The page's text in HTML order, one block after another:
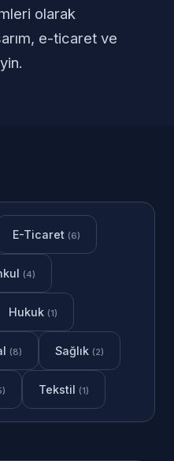
olarak
e-ticaret ve
E-Ticaret (6)
(4)
Hukuk (1)
(8) Sağlık (2)
Tekstil (1)